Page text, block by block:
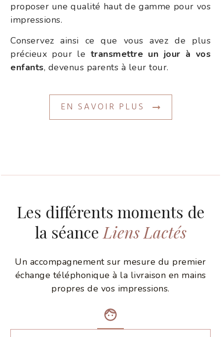
proposer une qualité haut de gamme pour vos
impressions.
Conservez ainsi ce que vous avez de plus
précieux pour le transmettre un jour à vos
enfants, devenus parents à leur tour.
EN SAVOIR PLUS
Les différents moments de
la séance Liens Lactés
Un accompagnement sur mesure du premier
échange téléphonique à la livraison en mains
propres de vos impressions.